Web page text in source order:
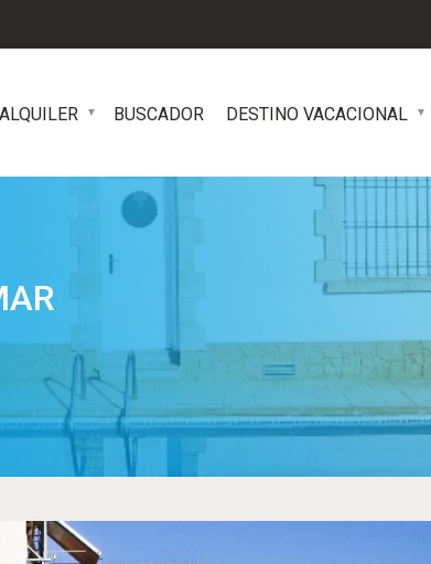
ALQUILER BUSCADOR DESTINO VACACIONAL